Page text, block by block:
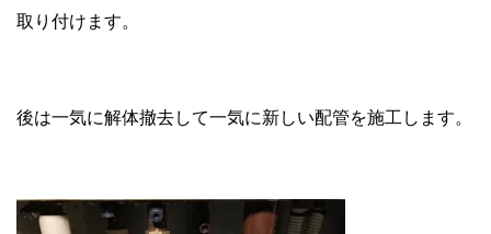
取り付けます。
後は一気に解体撤去して一気に新しい配管を施工します。